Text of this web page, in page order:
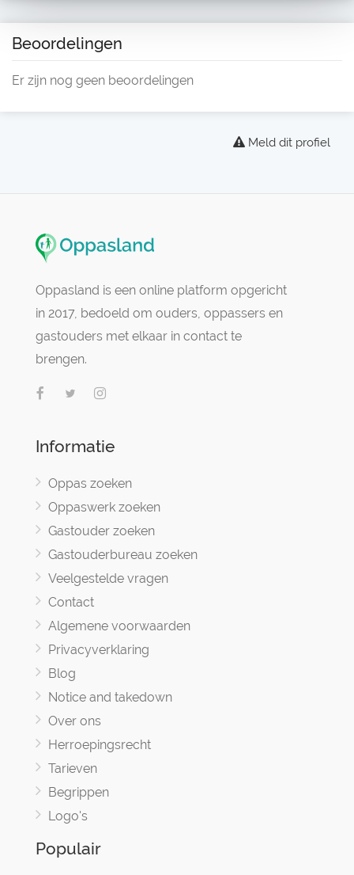
Beoordelingen
Er zijn nog geen beoordelingen
Meld dit profiel
Oppasland is een online platform opgericht
in 2017, bedoeld om ouders, oppassers en
gastouders met elkaar in contact te
brengen.
Informatie
Oppas zoeken
Oppaswerk zoeken
Gastouder zoeken
Gastouderbureau zoeken
Veelgestelde vragen
Contact
Algemene voorwaarden
Privacyverklaring
Blog
Notice and takedown
Over ons
Herroepingsrecht
Tarieven
Begrippen
Logo's
Populair